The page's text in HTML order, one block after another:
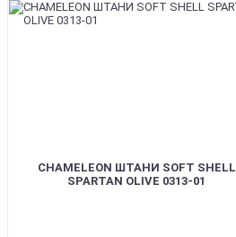
CHAMELEON ШТАНИ SOFT SHELL
SPARTAN OLIVE 0313-01